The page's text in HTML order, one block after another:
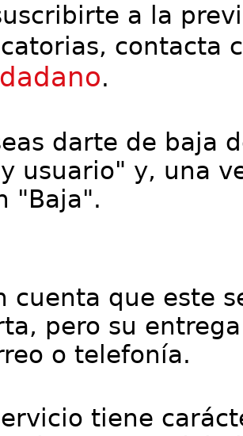
a la
contacta
.
darte de baja
usuario" y, una
"Baja".
cuenta que este
pero su
o telefonía.
tiene